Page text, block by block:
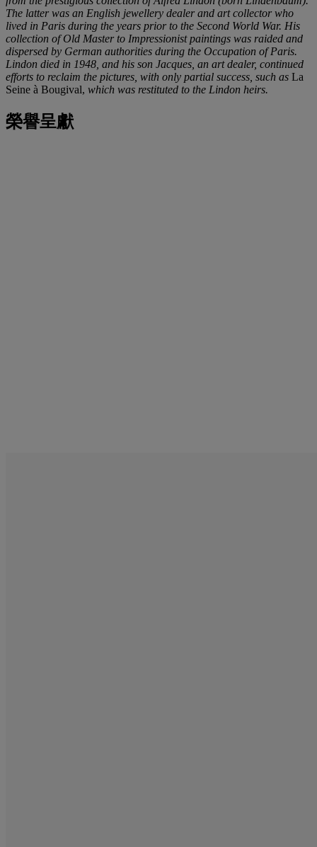
The latter was an English jewellery dealer and art collector who
lived in Paris during the years prior to the Second World War. His
collection of Old Master to Impressionist paintings was raided and
dispersed by German authorities during the Occupation of Paris.
Lindon died in 1948, and his son Jacques, an art dealer, continued
efforts to reclaim the pictures, with only partial success, such as La
Seine à Bougival, which was restituted to the Lindon heirs.
榮譽呈獻